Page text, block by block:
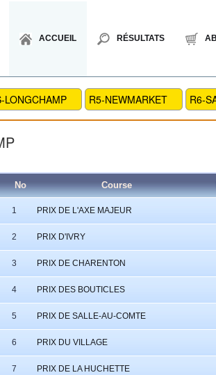
ACCUEIL RÉSULTATS
LONGCHAMP R5-NEWMARKET R6-
No Course
1 PRIX DE L'AXE MAJEUR
2 PRIX D'IVRY
3 PRIX DE CHARENTON
4 PRIX DES BOUTICLES
5 PRIX DE SALLE-AU-COMTE
6 PRIX DU VILLAGE
7 PRIX DE LA HUCHETTE